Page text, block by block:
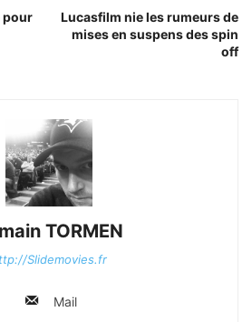
pour
Lucasfilm nie les rumeurs de
mises en suspens des spin
off
TORMEN
Slidemovies.fr
Mail